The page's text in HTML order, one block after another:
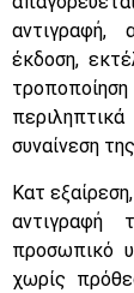
αντιγραφή,
έκδοση,
συναίνεση
Κατ
αντιγραφή
προσωπικό
χωρίς